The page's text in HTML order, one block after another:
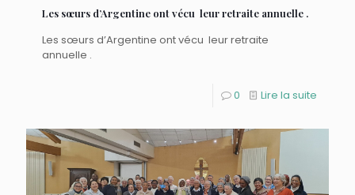
Les sœurs d’Argentine ont vécu leur retraite annuelle .
Les sœurs d’Argentine ont vécu leur retraite
annuelle .
0 Lire la suite